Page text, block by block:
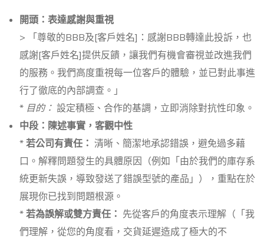
開頭：表達感謝與重視
> 「尊敬的BBB及[客戶姓名]：感謝BBB轉達此投訴，也
感謝[客戶姓名]提供反饋，讓我們有機會審視並改進我們
的服務。我們高度重視每一位客戶的體驗，並已對此事進
行了徹底的內部調查。」
* 目的： 設定積極、合作的基調，立即消除對抗性印象。
中段：陳述事實，客觀中性
*若公司有責任： 清晰、簡潔地承認錯誤，避免過多藉
口。解釋問題發生的具體原因（例如「由於我們的庫存系
統更新失誤，導致發送了錯誤型號的產品」），重點在於
展現你已找到問題根源。
*若為誤解或雙方責任： 先從客戶的角度表示理解（「我
們理解，從您的角度看，交貨延遲造成了極大的不